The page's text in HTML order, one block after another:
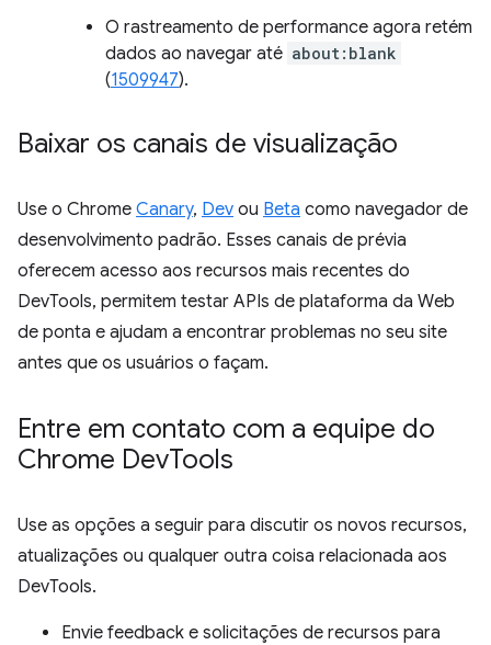
O rastreamento de performance agora retém
dados ao navegar até about:blank
(1509947).
Baixar os canais de visualização
Use o Chrome Canary, Dev ou Beta como navegador de
desenvolvimento padrão. Esses canais de prévia
oferecem acesso aos recursos mais recentes do
DevTools, permitem testar APIs de plataforma da Web
de ponta e ajudam a encontrar problemas no seu site
antes que os usuários o façam.
Entre em contato com a equipe do
Chrome DevTools
Use as opções a seguir para discutir os novos recursos,
atualizações ou qualquer outra coisa relacionada aos
DevTools.
Envie feedback e solicitações de recursos para